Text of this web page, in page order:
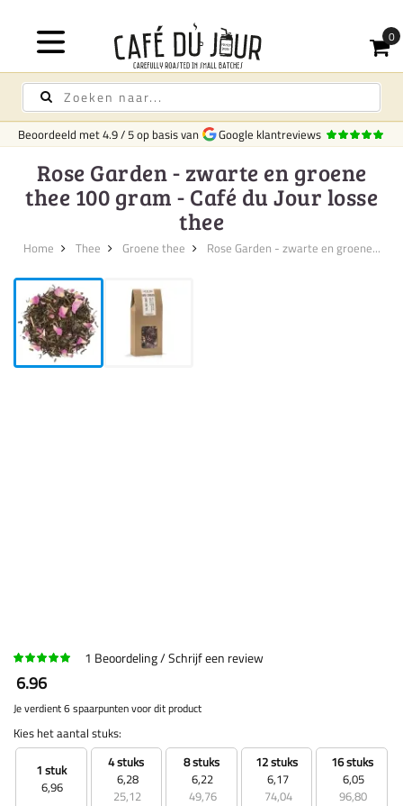
Beoordeeld met4.9/5op basis van Google klantreviews
Rose Garden - zwarte en groene
thee 100 gram - Café du Jour losse
thee
Home Thee Groene thee Rose Garden - zwarte en groene...
1 Beoordeling Schrijf een review
6.96
Je verdient 6 spaarpunten voor dit product
Kies het aantal stuks:
1 stuk
6,96
4 stuks
6,28
25,12
8 stuks
6,22
49,76
12 stuks
6,17
74,04
16 stuks
6,05
96,80